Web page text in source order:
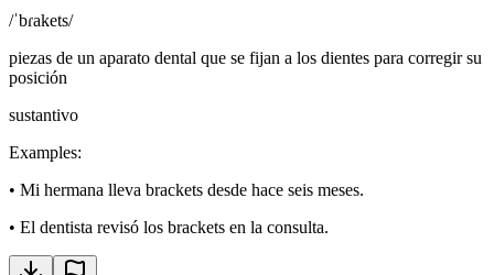
/ˈbɾakets/
piezas de un aparato dental que se fijan a los dientes para corregir su
posición
sustantivo
Examples:
• Mi hermana lleva brackets desde hace seis meses.
• El dentista revisó los brackets en la consulta.